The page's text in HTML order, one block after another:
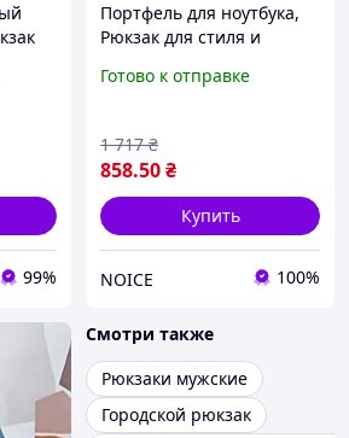
99%
Портфель для ноутбука,
Рюкзак для стиля и
рюкзак для планшета
Готово к отправке
858.50₴
1 717 ₴
Купить
NOICE 100%
Смотри также
Рюкзаки мужские
Городской рюкзак